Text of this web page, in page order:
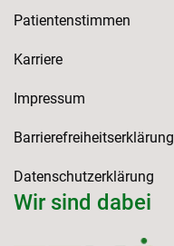
Patientenstimmen
Karriere
Impressum
Barrierefreiheitserklärung
Datenschutzerklärung
Wir sind dabei